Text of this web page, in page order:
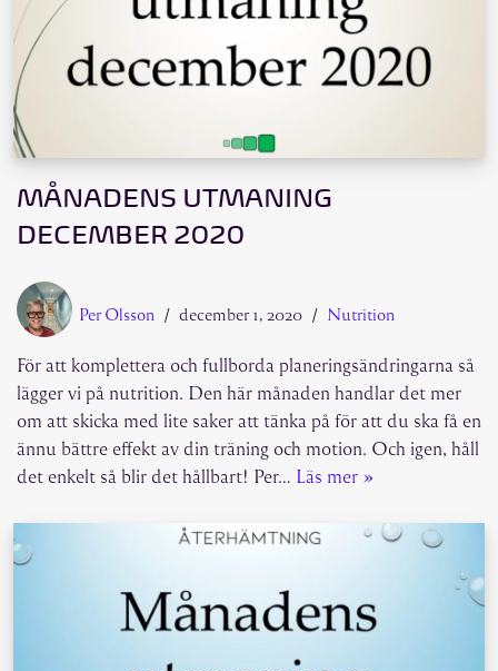
MÅNADENS UTMANING
DECEMBER 2020
Per Olsson december 1, 2020 Nutrition
För att komplettera och fullborda planeringsändringarna så
lägger vi på nutrition. Den här månaden handlar det mer
om att skicka med lite saker att tänka på för att du ska få en
ännu bättre effekt av din träning och motion. Och igen, håll
det enkelt så blir det hållbart! Per… Läs mer »